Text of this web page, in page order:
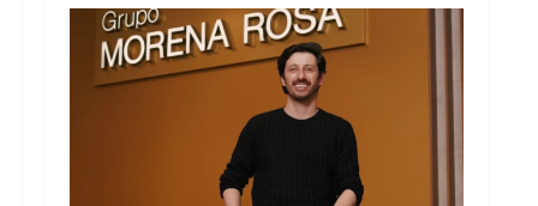
4
digital na moda nacional
4 de agosto de 2026
Morena Rosa lança
franquia com estoque
consignado